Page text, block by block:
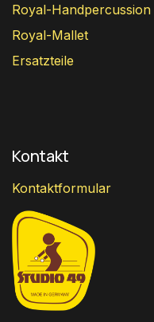
Royal-Handpercussion
Royal-Mallet
Ersatzteile
Kontakt
Kontaktformular